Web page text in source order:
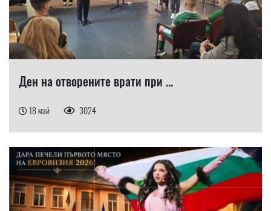
Ден на отворените врати при ...
18 май 3024